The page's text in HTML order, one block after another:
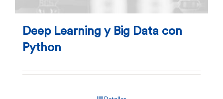
Deep Learning y Big Data con
Python